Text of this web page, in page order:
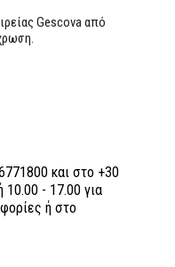
Gescova από
και στο +30
- 17.00 για
ή στο